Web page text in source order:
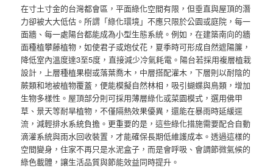
在寸土寸金的台灣都會區，平面綠化空間有限，但垂直與屋頂的潛
力卻被大大低估。所謂「綠化環境」不應只限於公園或庭院，每一
面牆、每一處陽台都能成為小型生態系統。例如，在建築南向的牆
面種植攀藤植物，如使君子或炮仗花，夏季時可形成自然遮陽簾，
降低室內溫度達3至5度，直接減少冷氣耗電。陽台若採用複層植栽
設計，上層種植果樹或落葉喬木，中層搭配灌木，下層則以耐陰的
蕨類和地被植物覆蓋，便能模擬自然林相，吸引蝴蝶與鳥類，增加
生物多樣性。屋頂部分則可採用薄層綠化或菜園模式，選用佛甲
草、景天等耐旱植物，不僅隔熱效果優異，還能在暴雨時延緩逕
流，減輕排水系統負擔。更重要的是，這些綠化措施需要配合自動
滴灌系統與雨水回收裝置，才能確保長期低維護成本。透過這樣的
空間變身，住家不再只是水泥盒子，而是會呼吸、會調節微氣候的
綠色載體，讓生活品質與節能效益同時提升。